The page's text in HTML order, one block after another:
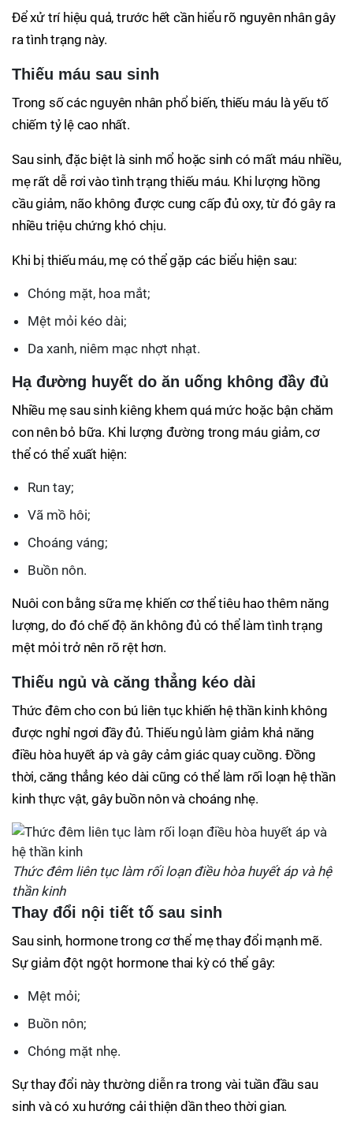
Để xử trí hiệu quả, trước hết cần hiểu rõ nguyên nhân gây
ra tình trạng này.
Thiếu máu sau sinh
Trong số các nguyên nhân phổ biến, thiếu máu là yếu tố
chiếm tỷ lệ cao nhất.
Sau sinh, đặc biệt là sinh mổ hoặc sinh có mất máu nhiều,
mẹ rất dễ rơi vào tình trạng thiếu máu. Khi lượng hồng
cầu giảm, não không được cung cấp đủ oxy, từ đó gây ra
nhiều triệu chứng khó chịu.
Khi bị thiếu máu, mẹ có thể gặp các biểu hiện sau:
Chóng mặt, hoa mắt;
Mệt mỏi kéo dài;
Da xanh, niêm mạc nhợt nhạt.
Hạ đường huyết do ăn uống không đầy đủ
Nhiều mẹ sau sinh kiêng khem quá mức hoặc bận chăm
con nên bỏ bữa. Khi lượng đường trong máu giảm, cơ
thể có thể xuất hiện:
Run tay;
Vã mồ hôi;
Choáng váng;
Buồn nôn.
Nuôi con bằng sữa mẹ khiến cơ thể tiêu hao thêm năng
lượng, do đó chế độ ăn không đủ có thể làm tình trạng
mệt mỏi trở nên rõ rệt hơn.
Thiếu ngủ và căng thẳng kéo dài
Thức đêm cho con bú liên tục khiến hệ thần kinh không
được nghỉ ngơi đầy đủ. Thiếu ngủ làm giảm khả năng
điều hòa huyết áp và gây cảm giác quay cuồng. Đồng
thời, căng thẳng kéo dài cũng có thể làm rối loạn hệ thần
kinh thực vật, gây buồn nôn và choáng nhẹ.
Thức đêm liên tục làm rối loạn điều hòa huyết áp và hệ
thần kinh
Thay đổi nội tiết tố sau sinh
Sau sinh, hormone trong cơ thể mẹ thay đổi mạnh mẽ.
Sự giảm đột ngột hormone thai kỳ có thể gây:
Mệt mỏi;
Buồn nôn;
Chóng mặt nhẹ.
Sự thay đổi này thường diễn ra trong vài tuần đầu sau
sinh và có xu hướng cải thiện dần theo thời gian.